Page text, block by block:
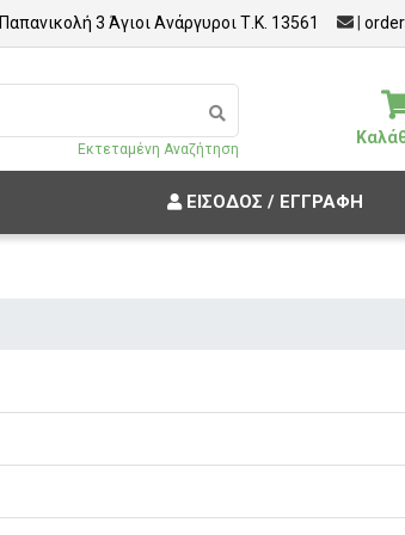
Παπανικολή 3 Άγιοι Ανάργυροι Τ.Κ. 13561
Εκτεταμένη Αναζήτηση
ΕΊΣΟΔΟΣ / ΕΓΓΡΑΦΉ